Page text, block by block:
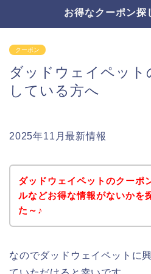
お得なクーポン探
クーポン
ダッドウェイペット
している方へ
2025年11月最新情報
ダッドウェイペットのクーポ
ルなどお得な情報がないかを
た～♪
なのでダッドウェイペットに